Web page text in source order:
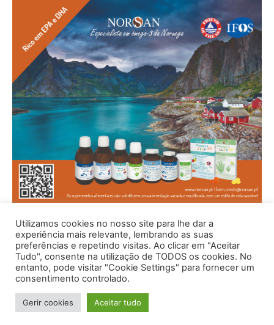
© 1996 - 2026 -Saúde e Bem Estar - Hosted and Designed By
Utilizamos cookies no nosso site para lhe dar a
experiência mais relevante, lembrando as suas
preferências e repetindo visitas. Ao clicar em "Aceitar
Tudo", consente na utilização de TODOS os cookies. No
entanto, pode visitar "Cookie Settings" para fornecer um
consentimento controlado.
Gerir cookies Aceitar tudo